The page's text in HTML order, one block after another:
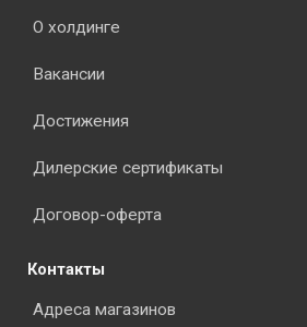
О холдинге
Вакансии
Достижения
Дилерские сертификаты
Договор-оферта
Контакты
Адреса магазинов